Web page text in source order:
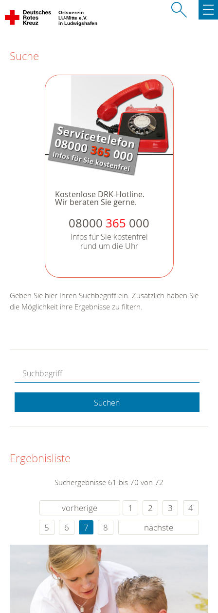
Ortsverein
LU-Mitte e.V.
in Ludwigshafen
Suche
Kostenlose DRK-Hotline.
Wir beraten Sie gerne.
08000 365 000
Infos für Sie kostenfrei
rund um die Uhr
Geben Sie hier Ihren Suchbegriff ein. Zusätzlich haben Sie
die Möglichkeit ihre Ergebnisse zu filtern.
Suchen
Ergebnisliste
Suchergebnisse 61 bis 70 von 72
vorherige 1 2 3
4
5
6 7 8 nächste